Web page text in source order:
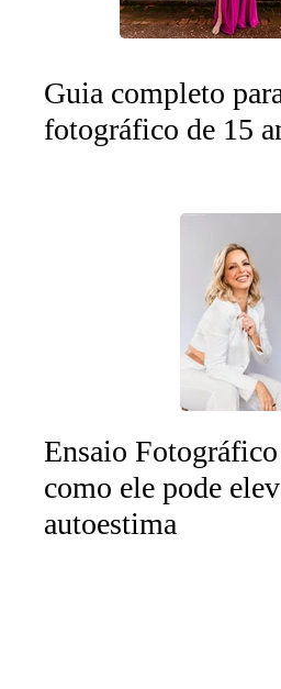
Guia completo
fotográfico de 15
Ensaio
como ele pode
autoestima